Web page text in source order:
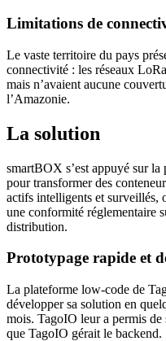
Limitations de
Le vaste territoire du pays
connectivité : les réseaux
mais n’avaient aucune
l’Amazonie.
La solution
smartBOX s’est appuyé sur
pour transformer des
actifs intelligents et surveillés,
une conformité réglementaire
distribution.
Prototypage rapide et
La plateforme low-code de
développer sa solution en
mois. TagoIO leur a permis de
que TagoIO gérait le backend.